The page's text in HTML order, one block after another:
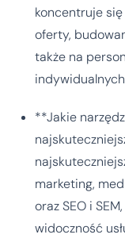
koncentruje
oferty,
także na
**Jakie
marketing,
oraz SEO i
widoczność